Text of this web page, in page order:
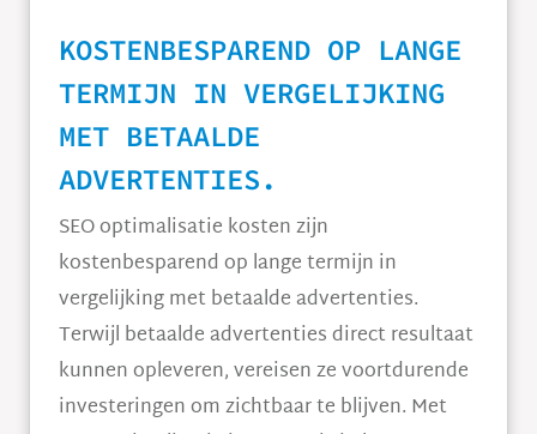
KOSTENBESPAREND OP LANGE
TERMIJN IN VERGELIJKING
MET BETAALDE
ADVERTENTIES.
SEO optimalisatie kosten zijn
kostenbesparend op lange termijn in
vergelijking met betaalde advertenties.
Terwijl betaalde advertenties direct resultaat
kunnen opleveren, vereisen ze voortdurende
investeringen om zichtbaar te blijven. Met